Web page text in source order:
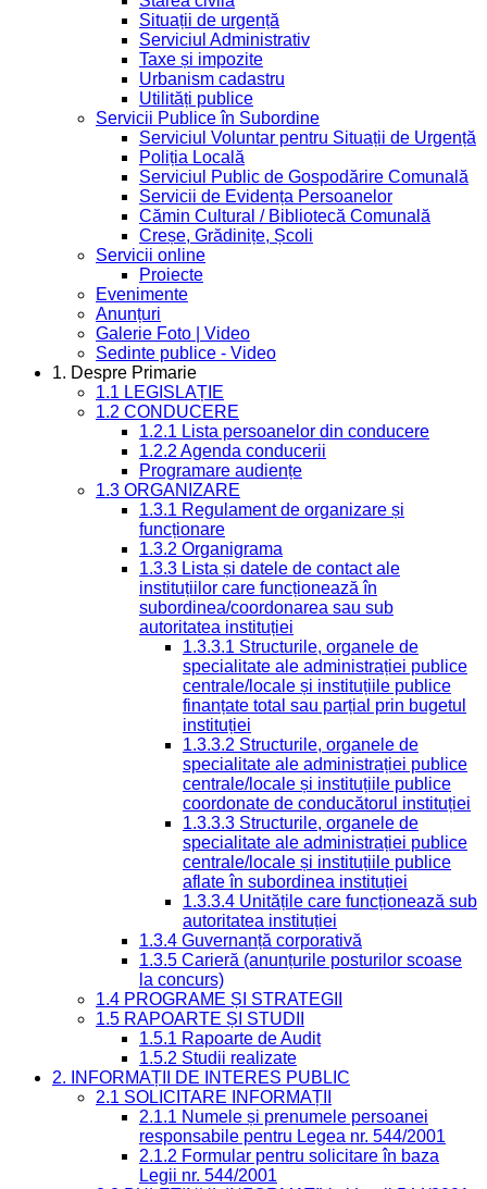
Situații de urgență
Serviciul Administrativ
Taxe și impozite
Urbanism cadastru
Utilități publice
Servicii Publice în Subordine
Serviciul Voluntar pentru Situații de Urgență
Poliția Locală
Serviciul Public de Gospodărire Comunală
Servicii de Evidența Persoanelor
Cămin Cultural / Bibliotecă Comunală
Creșe, Grădinițe, Școli
Servicii online
Proiecte
Evenimente
Anunțuri
Galerie Foto | Video
Sedinte publice - Video
1. Despre Primarie
1.1 LEGISLAȚIE
1.2 CONDUCERE
1.2.1 Lista persoanelor din conducere
1.2.2 Agenda conducerii
Programare audiențe
1.3 ORGANIZARE
1.3.1 Regulament de organizare și
funcționare
1.3.2 Organigrama
1.3.3 Lista și datele de contact ale
instituțiilor care funcționează în
subordinea/coordonarea sau sub
autoritatea instituției
1.3.3.1 Structurile, organele de
specialitate ale administrației publice
centrale/locale și instituțiile publice
finanțate total sau parțial prin bugetul
instituției
1.3.3.2 Structurile, organele de
specialitate ale administrației publice
centrale/locale și instituțiile publice
coordonate de conducătorul instituției
1.3.3.3 Structurile, organele de
specialitate ale administrației publice
centrale/locale și instituțiile publice
aflate în subordinea instituției
1.3.3.4 Unitățile care funcționează sub
autoritatea instituției
1.3.4 Guvernanță corporativă
1.3.5 Carieră (anunțurile posturilor scoase
la concurs)
1.4 PROGRAME ȘI STRATEGII
1.5 RAPOARTE ȘI STUDII
1.5.1 Rapoarte de Audit
1.5.2 Studii realizate
2. INFORMAȚII DE INTERES PUBLIC
2.1 SOLICITARE INFORMAȚII
2.1.1 Numele și prenumele persoanei
responsabile pentru Legea nr. 544/2001
2.1.2 Formular pentru solicitare în baza
Legii nr. 544/2001